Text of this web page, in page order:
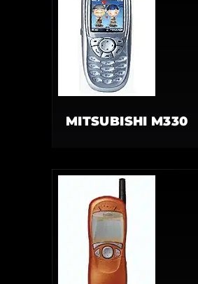
MITSUBISHI M330